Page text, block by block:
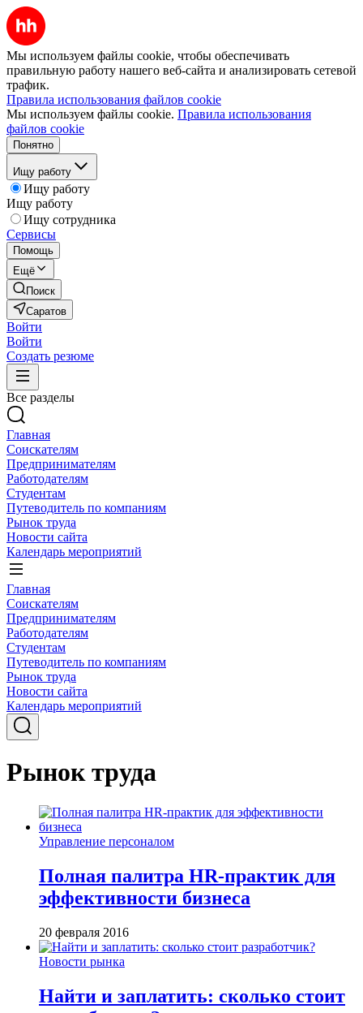
Мы используем файлы cookie, чтобы обеспечивать
правильную работу нашего веб-сайта и анализировать сетевой
трафик.
Правила использования файлов cookie
Мы используем файлы cookie. Правила использования
файлов cookie
Понятно
Ищу работу
Ищу работу
Ищу работу
Ищу сотрудника
Сервисы
Помощь
Ещё
Поиск
Саратов
Войти
Войти
Создать резюме
Все разделы
Главная
Соискателям
Предпринимателям
Работодателям
Студентам
Путеводитель по компаниям
Рынок труда
Новости сайта
Календарь мероприятий
Главная
Соискателям
Предпринимателям
Работодателям
Студентам
Путеводитель по компаниям
Рынок труда
Новости сайта
Календарь мероприятий
Рынок труда
Управление персоналом
Полная палитра HR-практик для
эффективности бизнеса
20 февраля 2016
Новости рынка
Найти и заплатить: сколько стоит